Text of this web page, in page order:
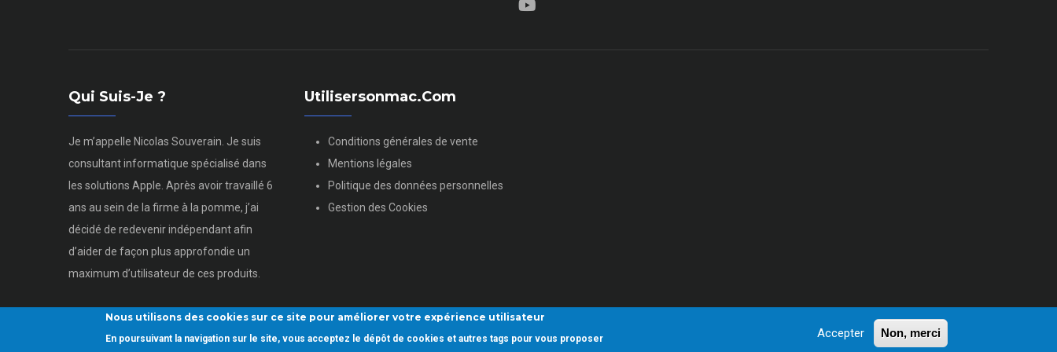
Qui Suis-Je ?
Je m’appelle Nicolas Souverain. Je suis
consultant informatique spécialisé dans
les solutions Apple. Après avoir travaillé 6
ans au sein de la firme à la pomme, j’ai
décidé de redevenir indépendant afin
d’aider de façon plus approfondie un
maximum d’utilisateur de ces produits.
Utilisersonmac.com
Conditions générales de vente
Mentions légales
Politique des données personnelles
Gestion des Cookies
Nous utilisons des cookies sur ce site pour améliorer votre expérience utilisateur
En poursuivant la navigation sur le site, vous acceptez le dépôt de cookies et autres tags pour vous proposer Accepter Non, merci